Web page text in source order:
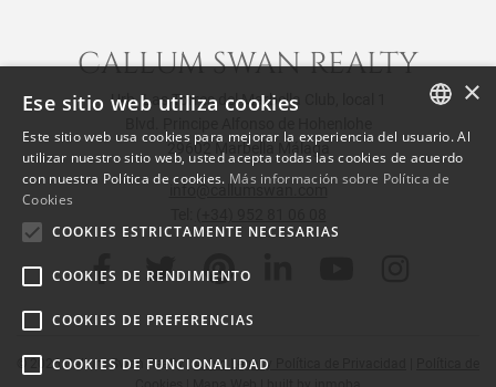
CALLUM SWAN REALTY
Urb. Las Torres del Marbella Club, local 1
29602 Marbella Málaga
© 2026Callum Swan Realty |Aviso Legal y Política de Privacidad
ENGLISH
SPANISH
×
Ese sitio web utiliza cookies
Este sitio web usa cookies para mejorar la experiencia del usuario. Al
utilizar nuestro sitio web, usted acepta todas las cookies de acuerdo
con nuestra Política de cookies. Más información sobre Política de
Cookies
COOKIES ESTRICTAMENTE NECESARIAS
COOKIES DE RENDIMIENTO
COOKIES DE PREFERENCIAS
COOKIES DE FUNCIONALIDAD